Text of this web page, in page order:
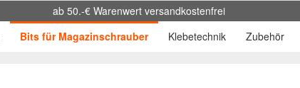
ab 50.-€ Warenwert versandkostenfrei
Bits für Magazinschrauber Klebetechnik Zubehör